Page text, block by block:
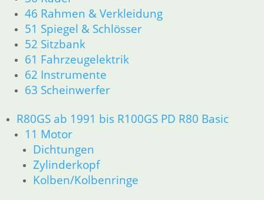
46 Rahmen & Verkleidung
51 Spiegel & Schlösser
52 Sitzbank
61 Fahrzeugelektrik
62 Instrumente
63 Scheinwerfer
R80GS ab 1991 bis R100GS PD R80 Basic
11 Motor
Dichtungen
Zylinderkopf
Kolben/Kolbenringe
36 Räder
46 Rahmen & Verkleidung
51 Spiegel & Schlösser
52 Sitzbank
61 Fahrzeugelektrik
62 Instrumente
63 Scheinwerfer
11 Motor
Dichtungen
Kolben/Kolbenringe
Zylinderkopf
12 Motorelektrik
13 Vergaser